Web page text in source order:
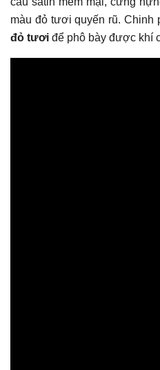
màu đỏ tươi quyến rũ. Chinh
đỏ tươi để phô bày được khí